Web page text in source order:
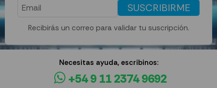
SUSCRIBIRME
Recibirás un correo para validar tu suscripción.
Necesitas ayuda, escribinos:
+54 9 11 2374 9692